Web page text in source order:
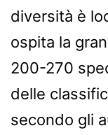
diversità è
ospita la
200-270
delle
secondo gli